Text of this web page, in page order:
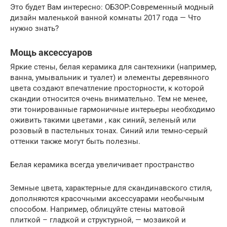
Это будет Вам интересно: ОБЗОР:Современный модный
дизайн маленькой ванной комнаты 2017 года — Что
нужно знать?
Мощь аксессуаров
Яркие стены, белая керамика для сантехники (например,
ванна, умывальник и туалет) и элементы деревянного
цвета создают впечатление просторности, к которой
скандии относится очень внимательно. Тем не менее,
эти тонированные гармоничные интерьеры необходимо
оживить такими цветами , как синий, зеленый или
розовый в пастельных тонах. Синий или темно-серый
оттенки также могут быть полезны.
Белая керамика всегда увеличивает пространство
Земные цвета, характерные для скандинавского стиля,
дополняются красочными аксессуарами необычным
способом. Например, облицуйте стены матовой
плиткой – гладкой и структурной, — мозаикой и